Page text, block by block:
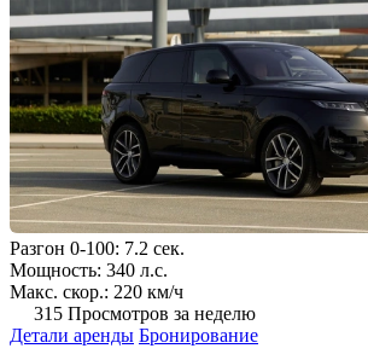
Разгон 0-100: 7.2 сек.
Мощность: 340 л.с.
Макс. скор.: 220 км/ч
315 Просмотров за неделю
Детали аренды Бронирование